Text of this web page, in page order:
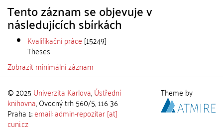
Tento záznam se objevuje v
následujících sbírkách
Kvalifikační práce [15249]
Theses
Zobrazit minimální záznam
© 2025 Univerzita Karlova,Ústřední
knihovna, Ovocný trh 560/5, 116 36
Praha 1;email: admin-repozitar [at]
cuni.cz
Theme by